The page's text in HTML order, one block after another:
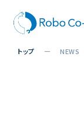
トップ NEWS